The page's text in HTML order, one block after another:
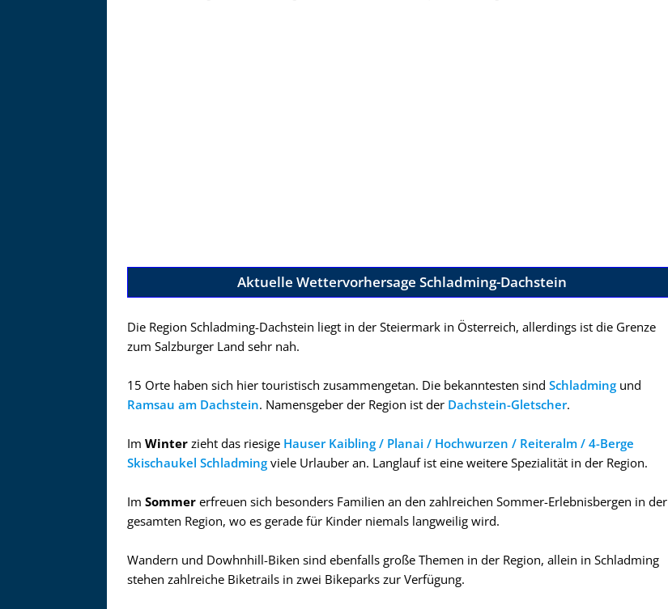
Aktuelle Wettervorhersage Schladming-Dachstein
Die Region Schladming-Dachstein liegt in der Steiermark in Österreich, allerdings ist die Grenze
zum Salzburger Land sehr nah.
15 Orte haben sich hier touristisch zusammengetan. Die bekanntesten sind Schladming und
Ramsau am Dachstein. Namensgeber der Region ist der Dachstein-Gletscher.
Im Winter zieht das riesige Hauser Kaibling / Planai / Hochwurzen / Reiteralm / 4-Berge
Skischaukel Schladming viele Urlauber an. Langlauf ist eine weitere Spezialität in der Region.
Im Sommer erfreuen sich besonders Familien an den zahlreichen Sommer-Erlebnisbergen in der
gesamten Region, wo es gerade für Kinder niemals langweilig wird.
Wandern und Dowhnhill-Biken sind ebenfalls große Themen in der Region, allein in Schladming
stehen zahlreiche Biketrails in zwei Bikeparks zur Verfügung.
Bilder des Coasters ansehen.
Zur Bildgalerie